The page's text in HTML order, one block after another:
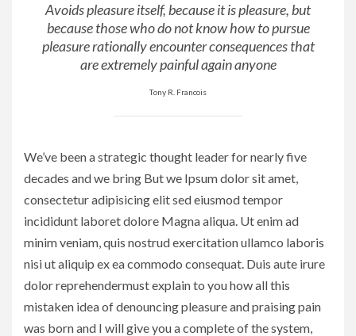
Avoids pleasure itself, because it is pleasure, but
because those who do not know how to pursue
pleasure rationally encounter consequences that
are extremely painful again anyone
Tony R. Francois
We’ve been a strategic thought leader for nearly five
decades and we bring But we Ipsum dolor sit amet,
consectetur adipisicing elit sed eiusmod tempor
incididunt laboret dolore Magna aliqua. Ut enim ad
minim veniam, quis nostrud exercitation ullamco laboris
nisi ut aliquip ex ea commodo consequat. Duis aute irure
dolor reprehendermust explain to you how all this
mistaken idea of denouncing pleasure and praising pain
was born and I will give you a complete of the system,